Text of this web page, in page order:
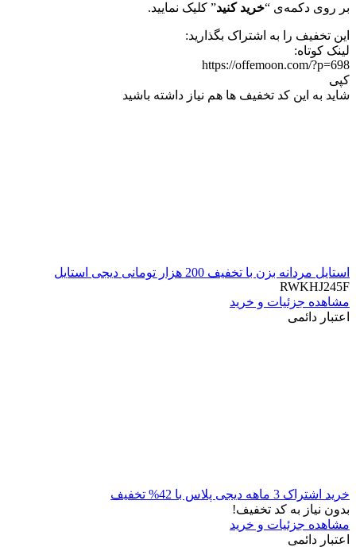
بر روی دکمه‌ی “خرید کنید” کلیک نمایید.
این تخفیف را به اشتراک بگذارید:
لینک کوتاه:
https://offemoon.com/?p=698
کپی
شاید به این کد تخفیف ها هم نیاز داشته باشید
استایل مردانه بزن با تخفیف 200 هزار تومانی دیجی استایل
RWKHJ245F
مشاهده جزئیات و خرید
اعتبار دائمی
خرید اشتراک 3 ماهه دیجی پلاس با 42% تخفیف
بدون نیاز به کد تخفیف!
مشاهده جزئیات و خرید
اعتبار دائمی